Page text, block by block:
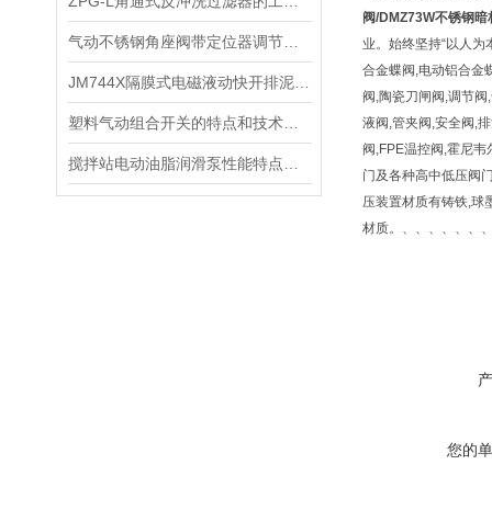
阀/DMZ73W不锈钢暗
业。始终坚持“以人
合金蝶阀,电动铝合金
阀,陶瓷刀闸阀,调节
液阀,管夹阀,安全阀,
阀,FPE温控阀,霍尼
门及各种高中低压阀
压装置材质有铸铁,球
材质。、、、、、、
您的